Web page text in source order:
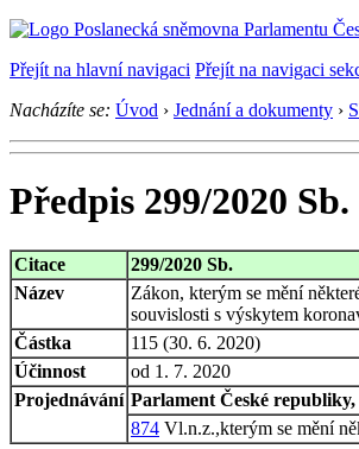
Přejít na hlavní navigaci Přejít na navigaci
Nacházíte se: Úvod › Jednání a dokumenty ›
Předpis 299/2020 Sb.
Citace
299/2020 Sb.
Název
Zákon, kterým se mění
souvislosti s výskytem
Částka
115 (30. 6. 2020)
Účinnost
od 1. 7. 2020
Projednávání Parlament České republiky,
874 Vl.n.z.,kterým se mění